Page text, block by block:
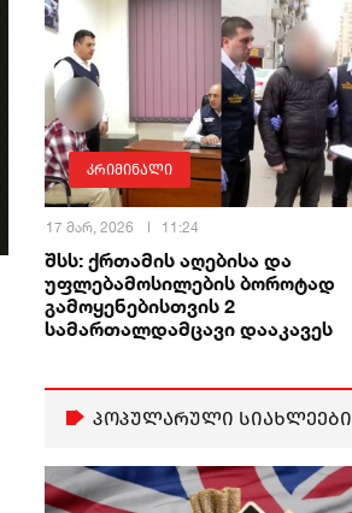
კრიმინალი
17 მარ, 2026 11:24
შსს: ქრთამის აღებისა და
უფლებამოსილების ბოროტად
გამოყენებისთვის 2
სამართალდამცავი დააკავეს
პოპულარული სიახლეები